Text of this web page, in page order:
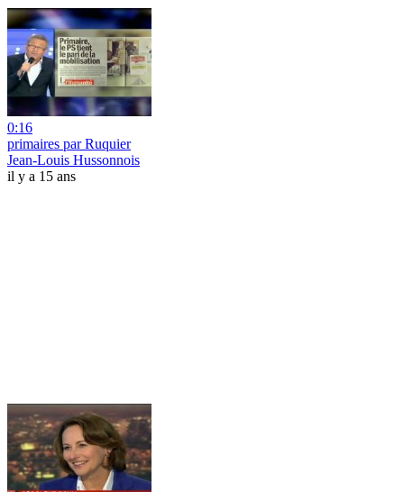
0:16
primaires par Ruquier
Jean-Louis Hussonnois
il y a 15 ans